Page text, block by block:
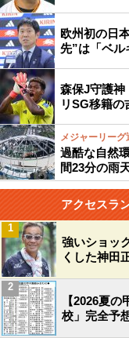
欧州初の日
先”は「ベル
森保J守護神
リSG移籍の
メジャーリーグ
過酷な自然
間23分の雨
アクセスラ
強いショッ
くした神田
1
【2026夏
校」完全予
2